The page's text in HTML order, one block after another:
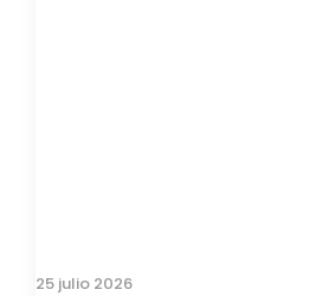
25 julio 2026